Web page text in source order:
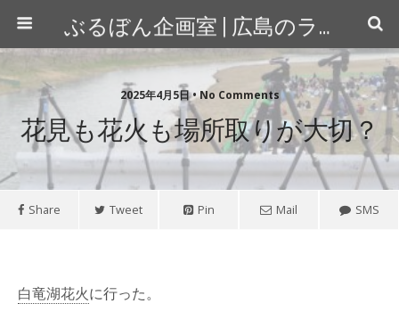
ぶるぼん企画室 | 広島のライター＆カメラマン
2025年4月5日 • No Comments
花見も花火も場所取りが大切？
Share Tweet Pin Mail SMS
白竜湖花火に行った。